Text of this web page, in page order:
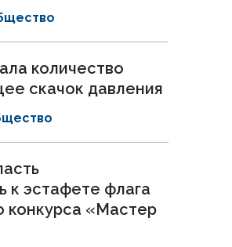
количество
скачок давления
к эстафете флага
конкурса «Мастер